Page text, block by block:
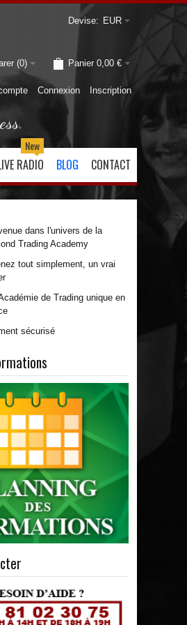
Devise: EUR
Panier 0,00 €
(0)
Connexion Inscription
CONTACT
BLOG
RADIO
New
dans l'univers de la
Trading Academy
tout simplement, un vrai
de Trading unique en
sécurisé